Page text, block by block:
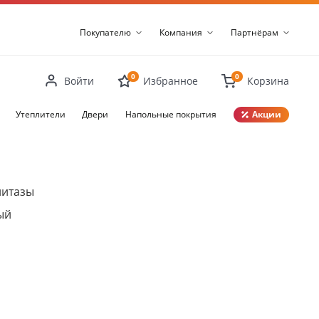
Покупателю Компания Партнёрам
Войти 0 Избранное 0 Корзина
Утеплители Двери Напольные покрытия Акции